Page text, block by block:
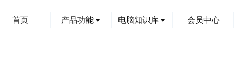
首页 产品功能 电脑知识库 会员中心